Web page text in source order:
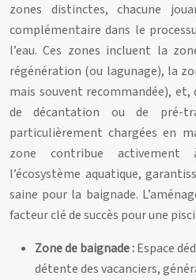
zones distinctes, chacune
complémentaire dans le
l’eau. Ces zones incluent la
régénération (ou lagunage), la
mais souvent recommandée), et,
de décantation ou de pré-
particulièrement chargées en
zone contribue
l’écosystème aquatique,
saine pour la baignade.
facteur clé de succès pour une
Zone de baignade :Espace
détente des vacanciers,